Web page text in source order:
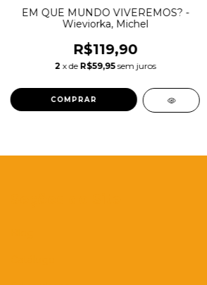
EM QUE MUNDO VIVEREMOS? -
Wieviorka, Michel
R$119,90
2 x de R$59,95 sem juros